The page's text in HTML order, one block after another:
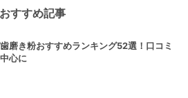
すすめ記事
磨き粉おすすめランキング52選！口コミ
心に